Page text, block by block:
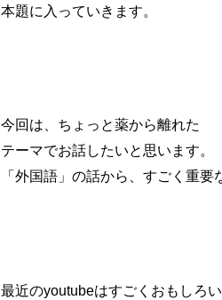
本題に入っていきます。
今回は、ちょっと薬から離れた
テーマでお話したいと思います。
「外国語」の話から、すごく重要
最近のyoutubeはすごくおもしろい